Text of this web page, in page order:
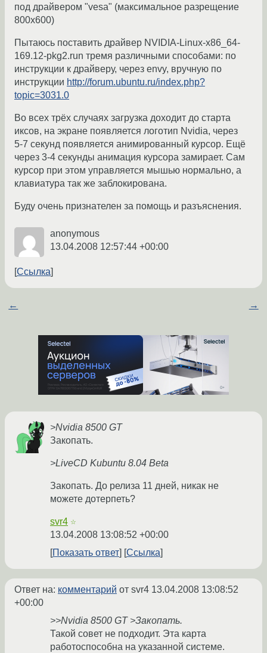
под драйвером "vesa" (максимальное разрещение
800х600)
Пытаюсь поставить драйвер NVIDIA-Linux-x86_64-
169.12-pkg2.run тремя различными способами: по
инструкции к драйверу, через envy, вручную по
инструкции http://forum.ubuntu.ru/index.php?
topic=3031.0
Во всех трёх случаях загрузка доходит до старта
иксов, на экране появляется логотип Nvidia, через
5-7 секунд появляется анимированный курсор. Ещё
через 3-4 секунды анимация курсора замирает. Сам
курсор при этом управляется мышью нормально, а
клавиатура так же заблокирована.
Буду очень признателен за помощь и разъяснения.
anonymous
13.04.2008 12:57:44 +00:00
Ссылка
← →
>Nvidia 8500 GT
Закопать.
>LiveCD Kubuntu 8.04 Beta
Закопать. До релиза 11 дней, никак не
можете дотерпеть?
svr4 ☆
13.04.2008 13:08:52 +00:00
Показать ответ
Ссылка
Ответ на: комментарий от svr4 13.04.2008 13:08:52
+00:00
>>Nvidia 8500 GT >Закопать.
Такой совет не подходит. Эта карта
работоспособна на указанной системе.